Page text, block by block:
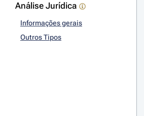
Análise Jurídica
Informações gerais
Outros Tipos